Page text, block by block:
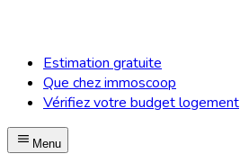
Estimation gratuite
Que chez immoscoop
Vérifiez votre budget logement
Menu